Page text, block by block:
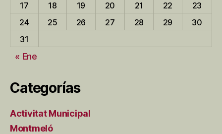
17
18 19 20 21 22
23
24
25 26 27 28 29
30
31
« Ene
Categorías
Activitat Municipal
Montmeló